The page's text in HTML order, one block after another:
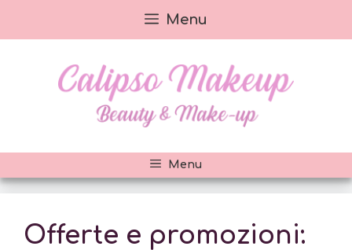
al
Menu
Menu
Offerte e promozioni: